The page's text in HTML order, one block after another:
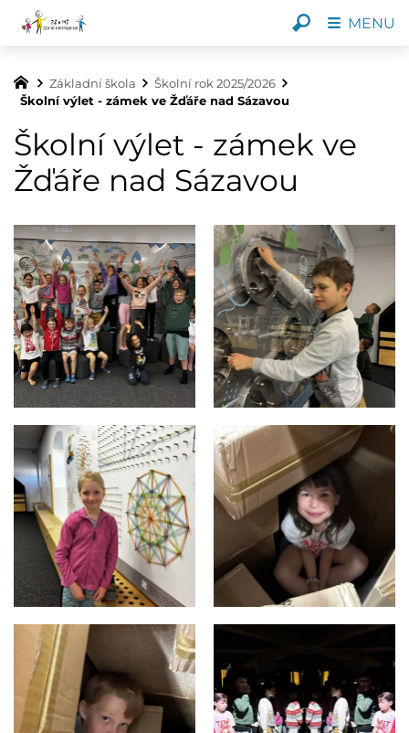
Základní škola
Školní rok 2025/2026
Školní výlet - zámek ve Žďáře nad Sázavou
Školní výlet - zámek ve
Žďáře nad Sázavou
MENU